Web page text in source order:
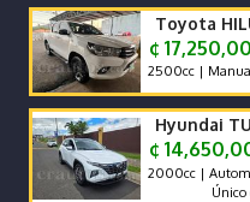
Toyota
¢
2500cc |
Hyundai
¢
2000cc |
Único